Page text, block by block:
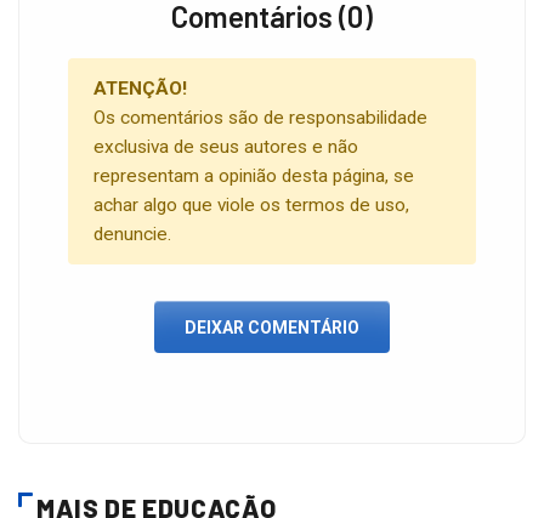
Comentários (0)
ATENÇÃO!
Os comentários são de responsabilidade
exclusiva de seus autores e não
representam a opinião desta página, se
achar algo que viole os termos de uso,
denuncie.
DEIXAR COMENTÁRIO
MAIS DE EDUCAÇÃO